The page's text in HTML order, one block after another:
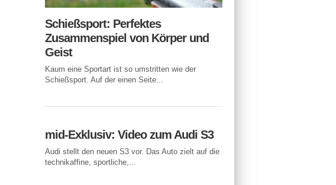
Schießsport: Perfektes
Zusammenspiel von Körper und
Geist
Kaum eine Sportart ist so umstritten wie der
Schießsport. Auf der einen Seite...
mid-Exklusiv: Video zum Audi S3
Audi stellt den neuen S3 vor. Das Auto zielt auf die
technikaffine, sportliche,...